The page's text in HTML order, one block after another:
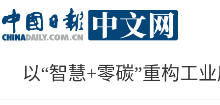
以“智慧+零碳”重构工